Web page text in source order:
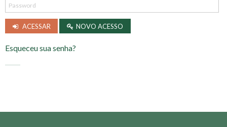
ACESSAR NOVO ACESSO
Esqueceu sua senha?